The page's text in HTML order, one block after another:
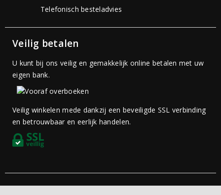
Telefonisch besteladvies
Veilig betalen
U kunt bij ons veilig en gemakkelijk online betalen met uw
eigen bank.
Veilig winkelen mede dankzij een beveiligde SSL verbinding
en betrouwbaar en eerlijk handelen.